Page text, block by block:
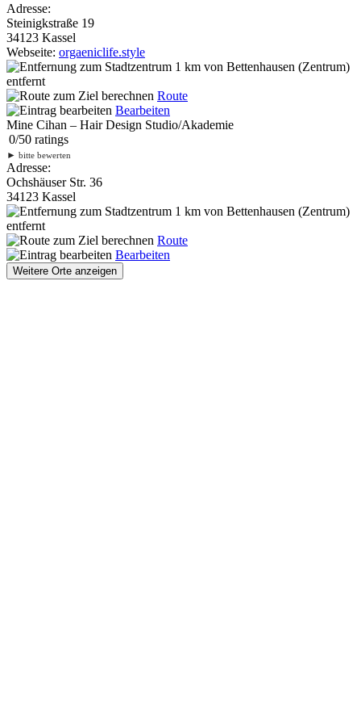
Adresse:
Steinigkstraße 19
34123 Kassel
Webseite: orgaeniclife.style
1 km von Bettenhausen (Zentrum)
entfernt
Route
Bearbeiten
Mine Cihan – Hair Design Studio/Akademie
0/50 ratings
► bitte bewerten
Adresse:
Ochshäuser Str. 36
34123 Kassel
1 km von Bettenhausen (Zentrum)
entfernt
Route
Bearbeiten
Weitere Orte anzeigen